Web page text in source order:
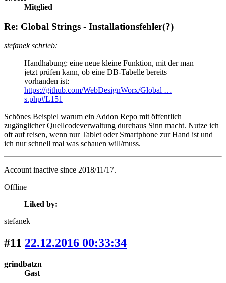
Mitglied
Re: Global Strings - Installationsfehler(?)
stefanek schrieb:
Handhabung: eine neue kleine Funktion, mit der man
jetzt prüfen kann, ob eine DB-Tabelle bereits
vorhanden ist:
https://github.com/WebDesignWorx/Global …
s.php#L151
Schönes Beispiel warum ein Addon Repo mit öffentlich
zugänglicher Quellcodeverwaltung durchaus Sinn macht. Nutze ich
oft auf reisen, wenn nur Tablet oder Smartphone zur Hand ist und
ich nur schnell mal was schauen will/muss.
Account inactive since 2018/11/17.
Offline
Liked by:
stefanek
#11 22.12.2016 00:33:34
grindbatzn
Gast